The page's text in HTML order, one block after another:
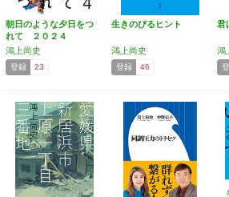
朝日のような夕日をつ
れて ２０２４
鴻上尚史
登録 23
生きのびるヒント
鴻上尚史
登録 46
君
鴻